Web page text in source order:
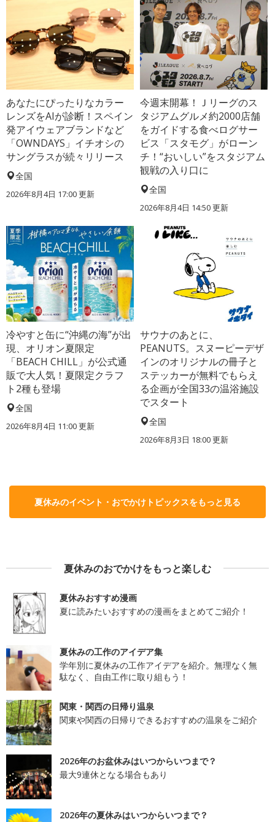
あなたにぴったりなカラー
レンズをAIが診断！スペイン
発アイウェアブランドなど
「OWNDAYS」イチオシの
サングラスが続々リリース
全国
2026年8月4日 17:00更新
今週末開幕！Ｊリーグのス
タジアムグルメ約2000店舗
をガイドする食べログサー
ビス「スタモグ」がローン
チ！“おいしい”をスタジアム
観戦の入り口に
全国
2026年8月4日 14:50更新
冷やすと缶に“沖縄の海”が出
現、オリオン夏限定
「BEACH CHILL」が公式通
販で大人気！夏限定クラフ
ト2種も登場
全国
2026年8月4日 11:00更新
サウナのあとに、
PEANUTS。スヌーピーデザ
インのオリジナルの冊子と
ステッカーが無料でもらえ
る企画が全国33の温浴施設
でスタート
全国
2026年8月3日 18:00更新
夏休みのイベント・おでかけトピックスをもっと見る
夏休みのおでかけをもっと楽しむ
夏休みおすすめ漫画
夏に読みたいおすすめの漫画をまとめてご紹介！
夏休みの工作のアイデア集
学年別に夏休みの工作アイデアを紹介。無理なく無
駄なく、自由工作に取り組もう！
関東・関西の日帰り温泉
関東や関西の日帰りできるおすすめの温泉をご紹介
2026年のお盆休みはいつからいつまで？
最大9連休となる場合もあり
2026年の夏休みはいつからいつまで？